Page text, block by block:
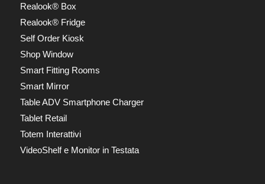
Realook® Box
Realook® Fridge
Self Order Kiosk
Shop Window
Smart Fitting Rooms
Smart Mirror
Table ADV Smartphone Charger
Tablet Retail
Totem Interattivi
VideoShelf e Monitor in Testata